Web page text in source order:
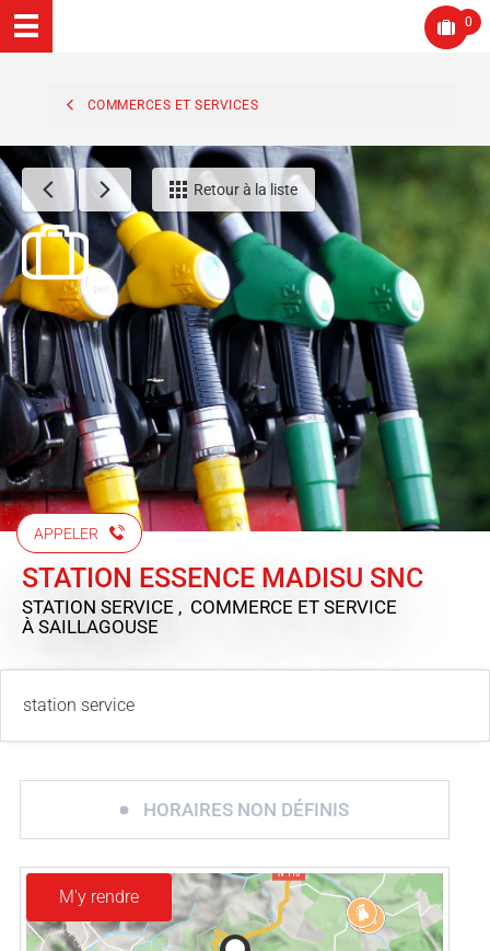
0
COMMERCES ET SERVICES
Retour à la liste
APPELER
STATION ESSENCE MADISU SNC
STATION SERVICE , COMMERCE ET SERVICE
À SAILLAGOUSE
station service
HORAIRES NON DÉFINIS
M'y rendre